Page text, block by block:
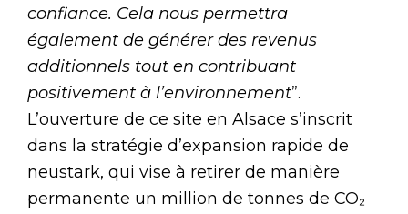
confiance. Cela nous permettra
également de générer des revenus
additionnels tout en contribuant
positivement à l’environnement”.
L’ouverture de ce site en Alsace s’inscrit
dans la stratégie d’expansion rapide de
neustark, qui vise à retirer de manière
permanente un million de tonnes de CO₂